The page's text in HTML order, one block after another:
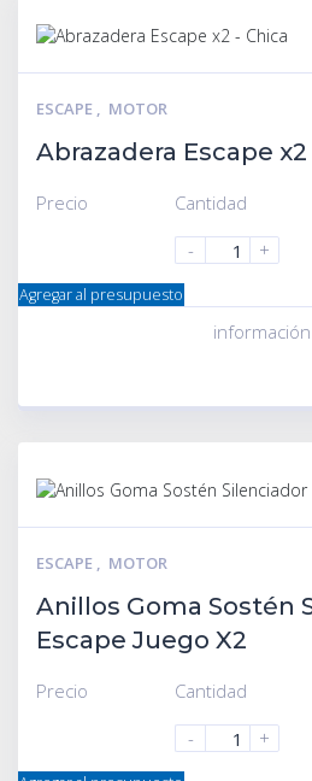
ESCAPE , MOTOR
Abrazadera Escape x2
Precio
Cantidad
-
+
Agregar al presupuesto
información
ESCAPE , MOTOR
Anillos Goma Sostén
Escape Juego X2
Precio
Cantidad
-
+